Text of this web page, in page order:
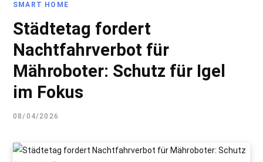
SMART HOME
Städtetag fordert
Nachtfahrverbot für
Mähroboter: Schutz für Igel
im Fokus
08/04/2026